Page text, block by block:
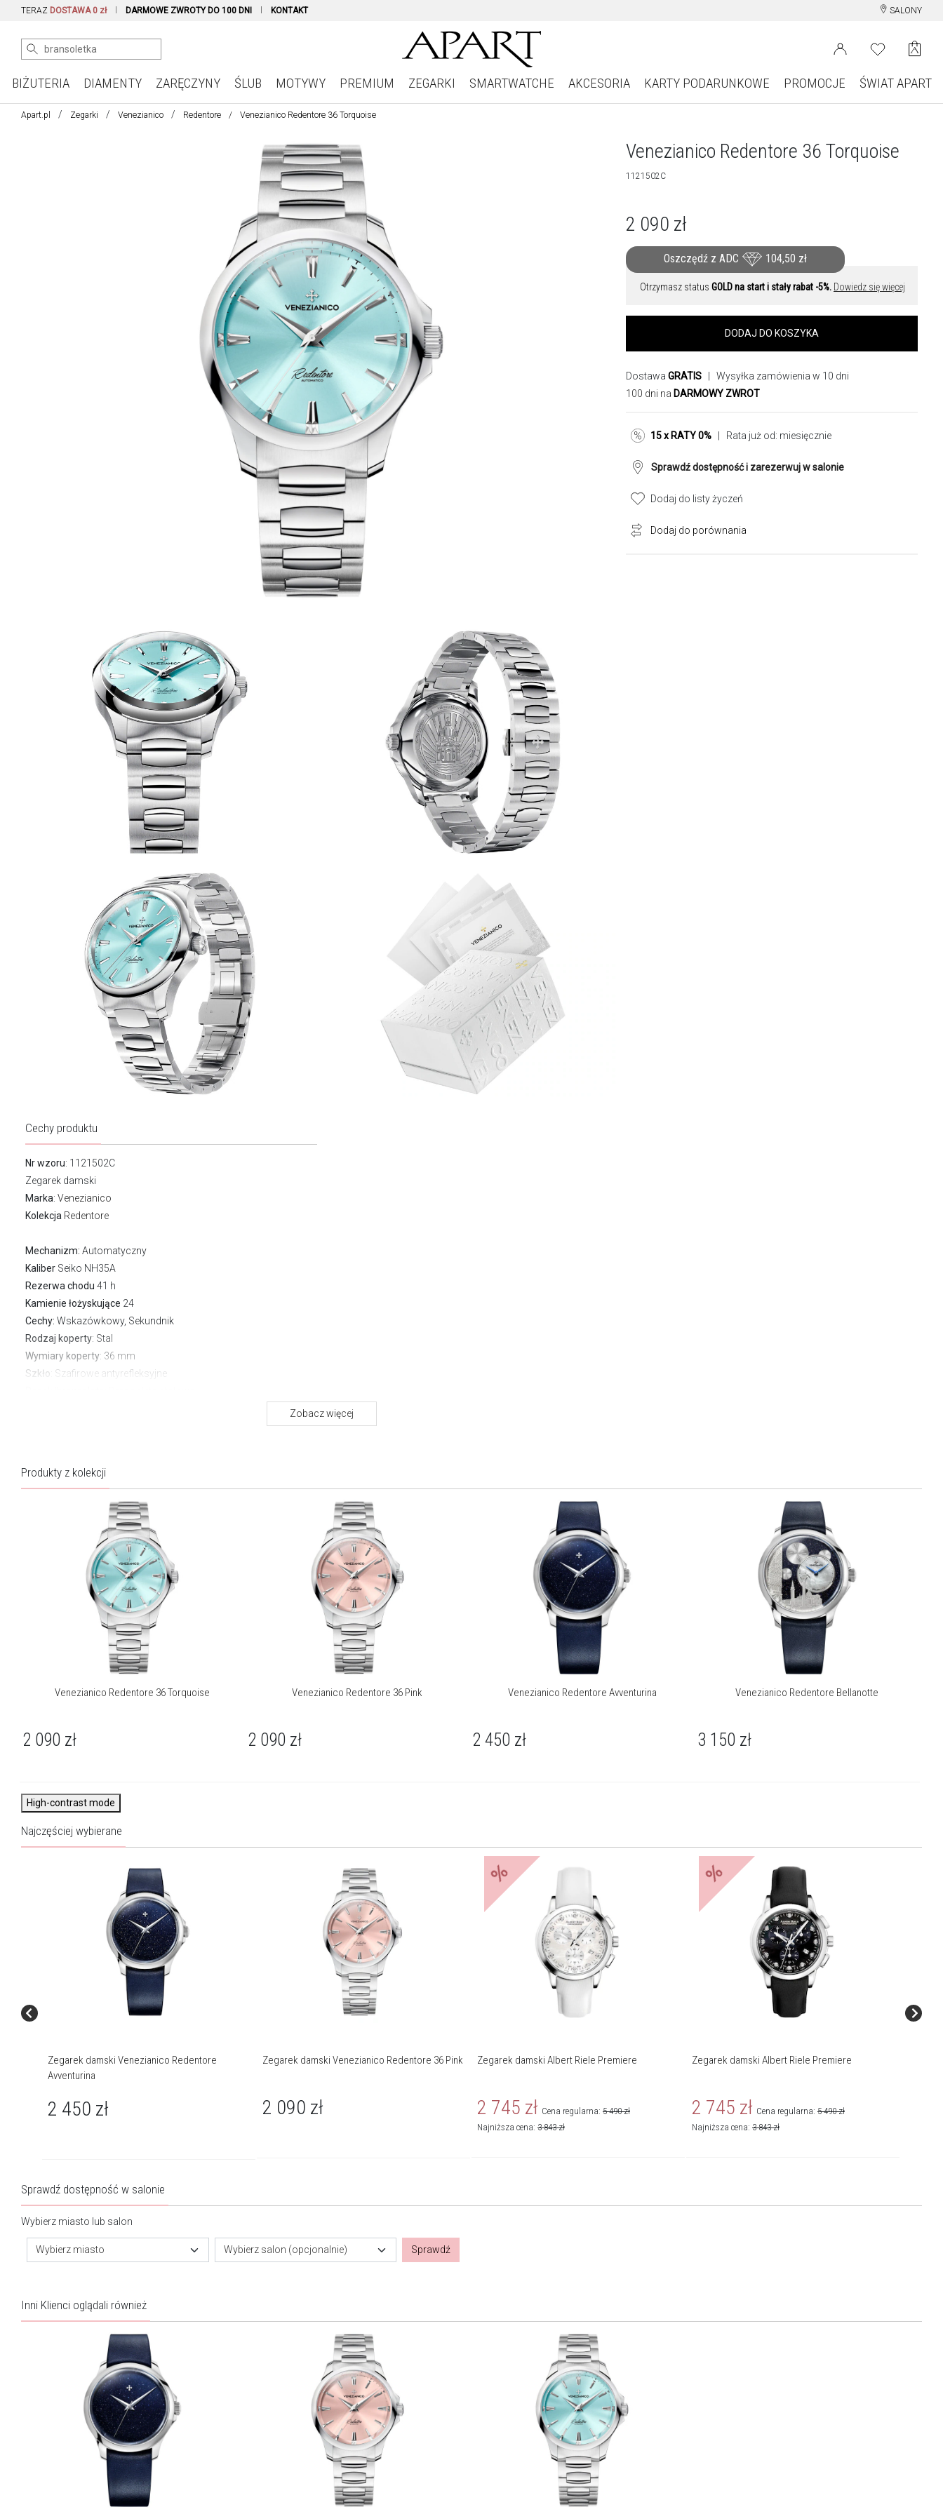
TERAZ DOSTAWA 0 zł DARMOWE ZWROTY DO 100 DNI KONTAKT SALONY
BIŻUTERIA DIAMENTY ZARĘCZYNY ŚLUB MOTYWY PREMIUM ZEGARKI SMARTWATCHE AKCESORIA KARTY PODARUNKOWE PROMOCJE ŚWIAT APART
Apart.pl Zegarki Venezianico Redentore Venezianico Redentore 36 Torquoise
Cechy produktu
Nr wzoru: 1121502C
Zegarek damski
Marka: Venezianico
Kolekcja Redentore
Mechanizm: Automatyczny
Kaliber Seiko NH35A
Rezerwa chodu 41 h
Kamienie łożyskujące 24
Cechy: Wskazówkowy, Sekundnik
Rodzaj koperty: Stal
Wymiary koperty: 36 mm
Szkło : Szafirowe antyrefleksyjne
Zegarek z dodatkową mapą Wenecji z inspiracjami do zegarka.
O kolekcji Redentore
Kolekcja Redentore to hołd dla weneckiej elegancji i
architektonicznej perfekcji. Modele z tej serii łączą klasyczne
proporcje inspirowane Bazyliką del Redentore z nowoczesnymi
rozwiązaniami – niektóre tarcze oferują innowacyjny podział,
który w wyjątkowy sposób wskazuje czas. Subtelne, czyste
cyferblaty i precyzyjne wskazówki dauphine nadają zegarkom
ponadczasowy charakter, a niektóre modele wykorzystują
szlachetne szkło Awenturyn, którego migotliwe refleksy
przywodzą na myśl gwiaździste niebo. To kolekcja dla osób, które
cenią harmonijne połączenie kunsztu rzemieślniczego,
funkcjonalności i luksusowej estetyki – zegarki, które robią
wrażenie przy każdym spojrzeniu.
O marce Venezianico
W 2017 roku, w sercu Wenecji, narodziła się marka Venezianico,
dzieło dwóch braci: Alberto i Alessandro Morelli. W czasach, gdy
studiowali na prestiżowym Uniwersytecie Ca' Foscari, postanowili
połączyć swoją miłość do zegarków i designu z unikalnym
duchem ich rodzinnego miasta. Tak powstała wizja tworzenia
wyłącznie automatycznych zegarków, które nie tylko mierzą czas,
ale również oddają hołd Wenecji, czerpiąc z jej kulturowego
dziedzictwa.
Zobacz więcej
Venezianico Redentore 36 Torquoise
1121502C
2 090 zł
Oszczędź z ADC 104,50 zł
Otrzymasz status GOLD na start i stały rabat -5%. Dowiedz się więcej
DODAJ DO KOSZYKA
Dostawa GRATIS | Wysyłka zamówienia w 10 dni
100 dni na DARMOWY ZWROT
15 x RATY 0% | Rata już od: miesięcznie
Sprawdź dostępność i zarezerwuj w salonie
Dodaj do listy życzeń
Dodaj do porównania
Produkty z kolekcji
Venezianico Redentore 36 Torquoise
2 090 zł
Venezianico Redentore 36 Pink
2 090 zł
Venezianico Redentore Avventurina
2 450 zł
Venezianico Redentore Bellanotte
3 150 zł
High-contrast mode
Najczęściej wybierane
Zegarek damski Venezianico Redentore
Avventurina
2 450 zł
Zegarek damski Venezianico Redentore 36 Pink
2 090 zł
%
Zegarek damski Albert Riele Premiere
2 745 zł Cena regularna: 5 490 zł
Najniższa cena: 3 843 zł
%
Zegarek damski Albert Riele Premiere
2 745 zł Cena regularna: 5 490 zł
Najniższa cena: 3 843 zł
Sprawdź dostępność w salonie
Wybierz miasto lub salon
Wybierz miasto Wybierz salon (opcjonalnie) Sprawdź
Inni Klienci oglądali również